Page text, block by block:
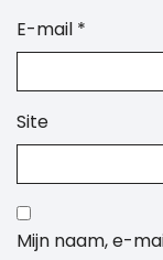
E-mail *
Site
Mijn naam, e-